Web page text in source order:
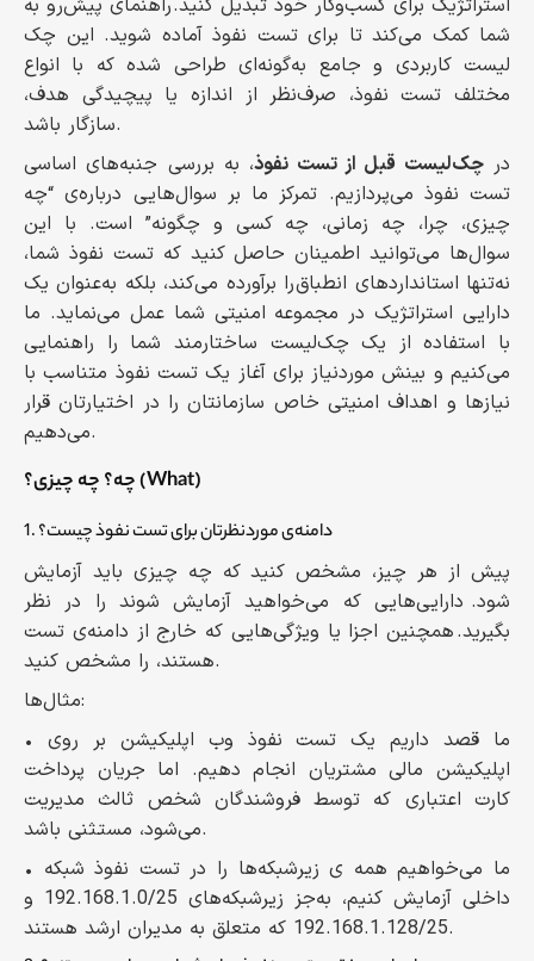
استراتژیک برای کسب‌وکار خود تبدیل کنید. راهنمای پیش‌رو به
شما کمک می‌کند تا برای تست نفوذ آماده شوید. این چک
لیست کاربردی و جامع به‌گونه‌ای طراحی شده که با انواع
مختلف تست نفوذ، صرف‌نظر از اندازه یا پیچیدگی هدف،
سازگار باشد.
درچک‌لیست قبل از تست نفوذ، به بررسی جنبه‌های اساسی
تست نفوذ می‌پردازیم. تمرکز ما بر سوال‌هایی درباره‌ی “چه
چیزی، چرا، چه زمانی، چه کسی و چگونه” است. با این
سوال‌ها می‌توانید اطمینان حاصل کنید که تست نفوذ شما،
نه‌تنها استانداردهای انطباق را برآورده می‌کند، بلکه به‌عنوان یک
دارایی استراتژیک در مجموعه‌ امنیتی شما عمل می‌نماید. ما
با استفاده از یک چک‌لیست ساختارمند شما را راهنمایی
می‌کنیم و بینش موردنیاز برای آغاز یک تست نفوذ متناسب با
نیازها و اهداف امنیتی خاص سازمانتان را در اختیارتان قرار
می‌دهیم.
چه؟ چه چیزی؟ (What)
1. دامنه‌ی موردنظرتان برای تست نفوذ چیست؟
پیش از هر چیز، مشخص کنید که چه چیزی باید آزمایش
شود. دارایی‌هایی که می‌خواهید آزمایش شوند را در نظر
بگیرید. همچنین اجزا یا ویژگی‌هایی که خارج از دامنه‌ی تست
هستند، را مشخص کنید.
مثال‌ها:
• ما قصد داریم یک تست نفوذ وب اپلیکیشن بر روی
اپلیکیشن مالی مشتریان انجام دهیم. اما جریان پرداخت
کارت اعتباری که توسط فروشندگان شخص ثالث مدیریت
می‌شود، مستثنی باشد.
• ما می‌خواهیم همه ی زیرشبکه‌ها را در تست نفوذ شبکه
داخلی آزمایش کنیم، به‌جز زیرشبکه‌های 192.168.1.0/25 و
192.168.1.128/25 که متعلق به مدیران ارشد هستند.